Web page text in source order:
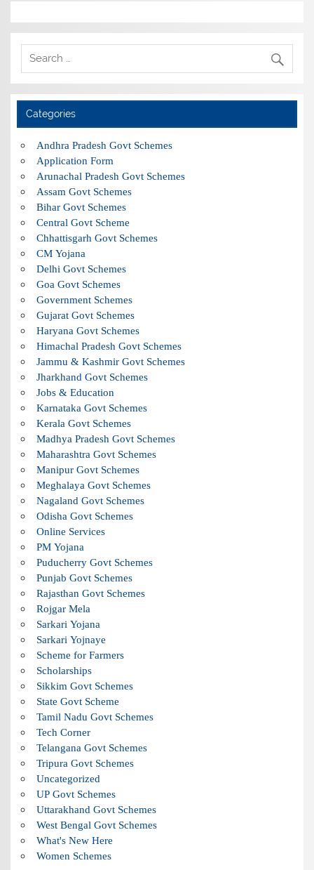
Categories
Andhra Pradesh Govt Schemes
Application Form
Arunachal Pradesh Govt Schemes
Assam Govt Schemes
Bihar Govt Schemes
Central Govt Scheme
Chhattisgarh Govt Schemes
CM Yojana
Delhi Govt Schemes
Goa Govt Schemes
Government Schemes
Gujarat Govt Schemes
Haryana Govt Schemes
Himachal Pradesh Govt Schemes
Jammu & Kashmir Govt Schemes
Jharkhand Govt Schemes
Jobs & Education
Karnataka Govt Schemes
Kerala Govt Schemes
Madhya Pradesh Govt Schemes
Maharashtra Govt Schemes
Manipur Govt Schemes
Meghalaya Govt Schemes
Nagaland Govt Schemes
Odisha Govt Schemes
Online Services
PM Yojana
Puducherry Govt Schemes
Punjab Govt Schemes
Rajasthan Govt Schemes
Rojgar Mela
Sarkari Yojana
Sarkari Yojnaye
Scheme for Farmers
Scholarships
Sikkim Govt Schemes
State Govt Scheme
Tamil Nadu Govt Schemes
Tech Corner
Telangana Govt Schemes
Tripura Govt Schemes
Uncategorized
UP Govt Schemes
Uttarakhand Govt Schemes
West Bengal Govt Schemes
What's New Here
Women Schemes